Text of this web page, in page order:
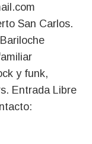
San Carlos.
y funk,
Entrada Libre